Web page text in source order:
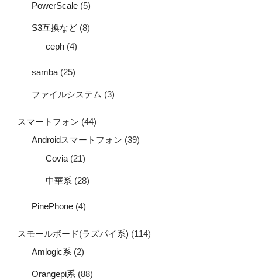
PowerScale (5)
S3互換など (8)
ceph (4)
samba (25)
ファイルシステム (3)
スマートフォン (44)
Androidスマートフォン (39)
Covia (21)
中華系 (28)
PinePhone (4)
スモールボード(ラズパイ系) (114)
Amlogic系 (2)
Orangepi系 (88)